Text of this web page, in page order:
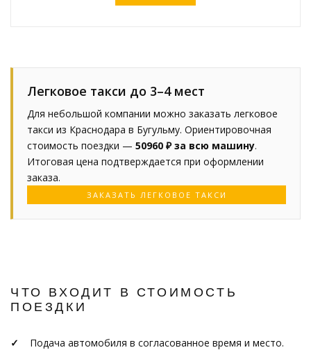
Легковое такси до 3–4 мест
Для небольшой компании можно заказать легковое
такси из Краснодара в Бугульму. Ориентировочная
стоимость поездки — 50960 ₽ за всю машину.
Итоговая цена подтверждается при оформлении
заказа.
ЗАКАЗАТЬ ЛЕГКОВОЕ ТАКСИ
ЧТО ВХОДИТ В СТОИМОСТЬ
ПОЕЗДКИ
Подача автомобиля в согласованное время и место.